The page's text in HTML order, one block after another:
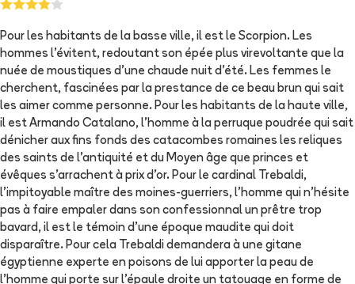
Pour les habitants de la basse ville, il est le Scorpion. Les
hommes l'évitent, redoutant son épée plus virevoltante que la
nuée de moustiques d'une chaude nuit d'été. Les femmes le
cherchent, fascinées par la prestance de ce beau brun qui sait
les aimer comme personne. Pour les habitants de la haute ville,
il est Armando Catalano, l'homme à la perruque poudrée qui sait
dénicher aux fins fonds des catacombes romaines les reliques
des saints de l'antiquité et du Moyen âge que princes et
évêques s'arrachent à prix d'or. Pour le cardinal Trebaldi,
l'impitoyable maître des moines-guerriers, l'homme qui n'hésite
pas à faire empaler dans son confessionnal un prêtre trop
bavard, il est le témoin d'une époque maudite qui doit
disparaître. Pour cela Trebaldi demandera à une gitane
égyptienne experte en poisons de lui apporter la peau de
l'homme qui porte sur l'épaule droite un tatouage en forme de